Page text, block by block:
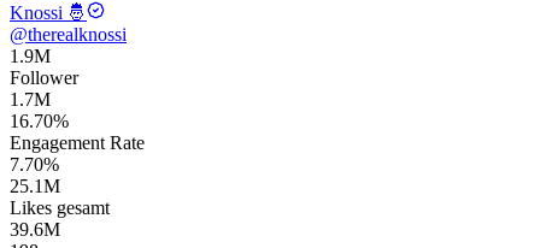
Knossi 🤴
@therealknossi
1.9M
Follower
1.7M
16.70%
Engagement Rate
7.70%
25.1M
Likes gesamt
39.6M